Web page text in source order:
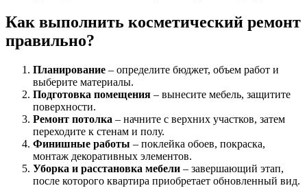
Как выполнить косметический ремонт
правильно?
Планирование – определите бюджет, объем работ и
выберите материалы.
Подготовка помещения – вынесите мебель, защитите
поверхности.
Ремонт потолка – начните с верхних участков, затем
переходите к стенам и полу.
Финишные работы – поклейка обоев, покраска,
монтаж декоративных элементов.
Уборка и расстановка мебели – завершающий этап,
после которого квартира приобретает обновленный вид.